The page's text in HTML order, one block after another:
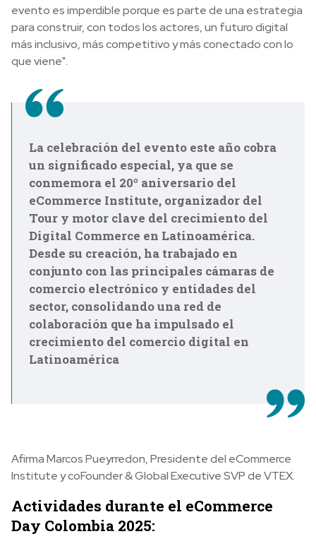
evento es imperdible porque es parte de una estrategia
para construir, con todos los actores, un futuro digital
más inclusivo, más competitivo y más conectado con lo
que viene".
La celebración del evento este año cobra
un significado especial, ya que se
conmemora el 20º aniversario del
eCommerce Institute, organizador del
Tour y motor clave del crecimiento del
Digital Commerce en Latinoamérica.
Desde su creación, ha trabajado en
conjunto con las principales cámaras de
comercio electrónico y entidades del
sector, consolidando una red de
colaboración que ha impulsado el
crecimiento del comercio digital en
Latinoamérica
Afirma Marcos Pueyrredon, Presidente del eCommerce
Institute y coFounder & Global Executive SVP de VTEX.
Actividades durante el eCommerce
Day Colombia 2025: